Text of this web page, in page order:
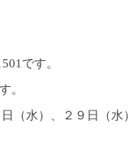
です。
。
（水）、２９日（水）